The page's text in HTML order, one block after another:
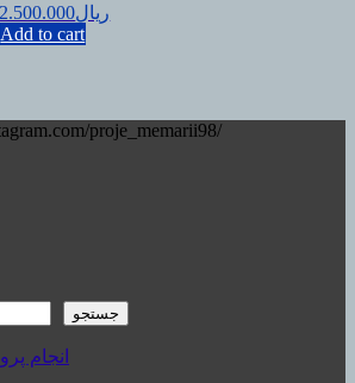
ریال2.500.000
Add to cart
proje_memarii98/
جستجو
انجام